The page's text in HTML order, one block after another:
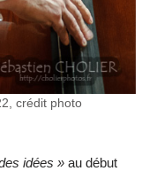
crédit photo
idées » au début